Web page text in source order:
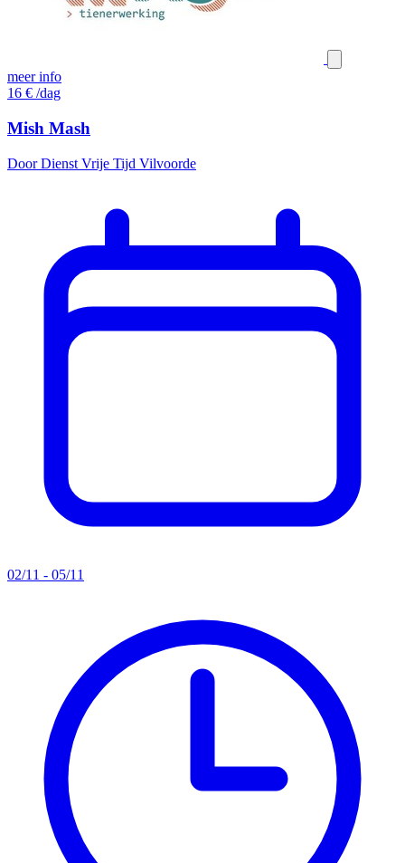
meer info
16 € /dag
Mish Mash
Door Dienst Vrije Tijd Vilvoorde
02/11 - 05/11